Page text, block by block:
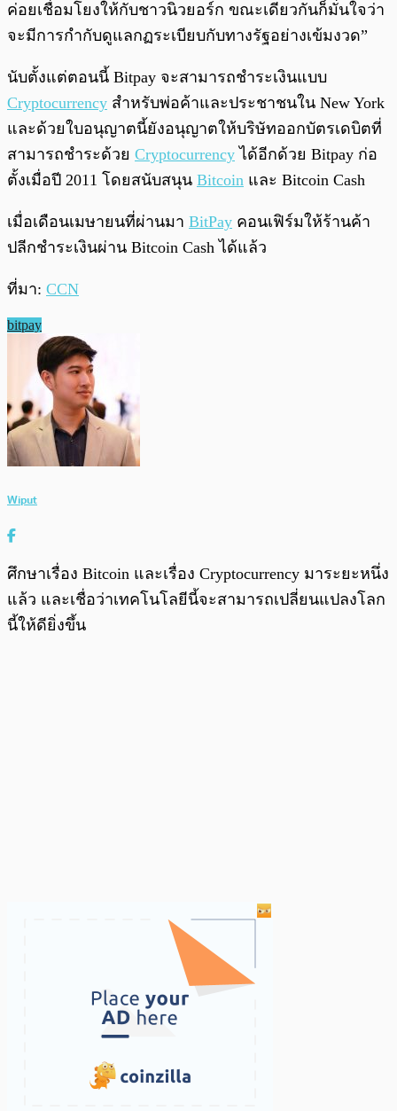
ค่อยเชื่อมโยงให้กับชาวนิวยอร์ก ขณะเดียวกันก็มั่นใจว่า
จะมีการกำกับดูแลกฏระเบียบกับทางรัฐอย่างเข้มงวด”
นับตั้งแต่ตอนนี้ Bitpay จะสามารถชำระเงินแบบ
Cryptocurrency สำหรับพ่อค้าและประชาชนใน New York
และด้วยใบอนุญาตนี้ยังอนุญาตให้บริษัทออกบัตรเดบิตที่
สามารถชำระด้วย Cryptocurrency ได้อีกด้วย Bitpay ก่อ
ตั้งเมื่อปี 2011 โดยสนับสนุน Bitcoin และ Bitcoin Cash
เมื่อเดือนเมษายนที่ผ่านมา BitPay คอนเฟิร์มให้ร้านค้า
ปลีกชำระเงินผ่าน Bitcoin Cash ได้แล้ว
ที่มา: CCN
bitpay
Wiput
ศึกษาเรื่อง Bitcoin และเรื่อง Cryptocurrency มาระยะหนึ่ง
แล้ว และเชื่อว่าเทคโนโลยีนี้จะสามารถเปลี่ยนแปลงโลก
นี้ให้ดียิ่งขึ้น